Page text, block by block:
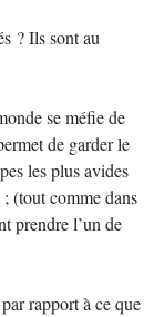
? Ils sont au
se méfie de
de garder le
les plus avides
(tout comme dans
prendre l’un de
rapport à ce que